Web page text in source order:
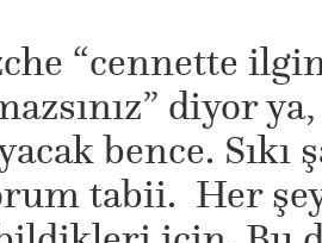
“cennette
diyor
bence. Sıkı
tabii. Her